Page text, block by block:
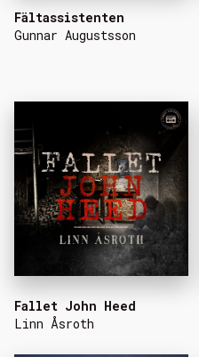
Fältassistenten
Gunnar Augustsson
Fallet John Heed
Linn Åsroth